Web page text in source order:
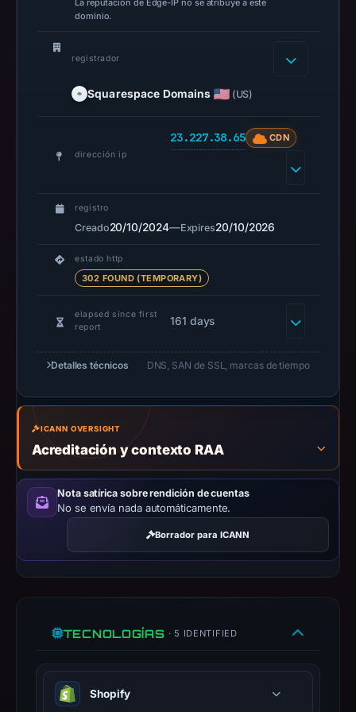
UTC.
no
at
UTC.
URLScan
on
20,
2025
at
Negative
missing
results
La reputación de Edge-IP no se atribuye a este
dominio.
registrador
Squarespace Domains (US)
dirección ip
23.227.38.65 CDN
registro
Creado20/10/2024—Expires20/10/2026
estado http
302 FOUND (TEMPORARY)
elapsed since first
report
161 days
Detalles técnicos DNS, SAN de SSL, marcas de tiempo
ICANN OVERSIGHT
Acreditación y contexto RAA
Nota satírica sobre rendición de cuentas
No se envía nada automáticamente.
Borrador para ICANN
TECNOLOGÍAS · 5 IDENTIFIED
Shopify